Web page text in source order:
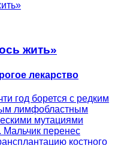
жить»
лекарство
год борется с редким
лимфобластным
мутациями
Мальчик перенес
костного